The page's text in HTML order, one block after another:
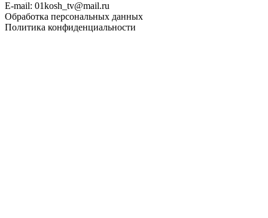
E-mail: 01kosh_tv@mail.ru
Обработка персональных данных
Политика конфиденциальности